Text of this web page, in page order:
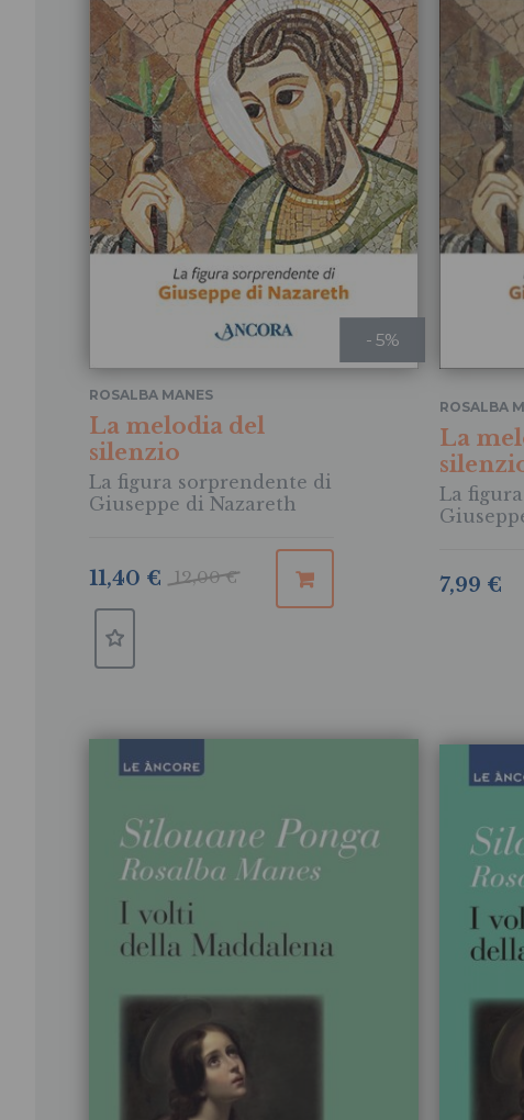
- 5%
La melodia del
silenzio
La figura sorprendente di
Giuseppe di Nazareth
ROSALBA MANES
12,00 €
11,40 €
La
La
ROSALBA
7,99 €